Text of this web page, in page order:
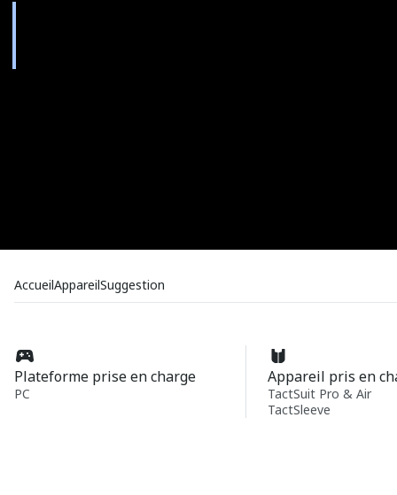
AccueilAppareilSuggestion
Plateforme prise en charge
PC
Appareil pris en
TactSuit Pro & Air
TactSleeve